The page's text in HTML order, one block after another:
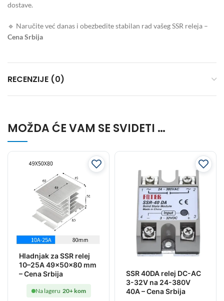
dostave.
🔹 Naručite već danas i obezbedite stabilan rad vašeg SSR releja –
Cena Srbija
RECENZIJE (0)
MOŽDA ĆE VAM SE SVIDETI …
Hladnjak za SSR relej
10–25A 49x50x80 mm
– Cena Srbija
Na lageru 20+ kom
SSR 40DA relej DC-AC
3-32V na 24-380V
40A – Cena Srbija